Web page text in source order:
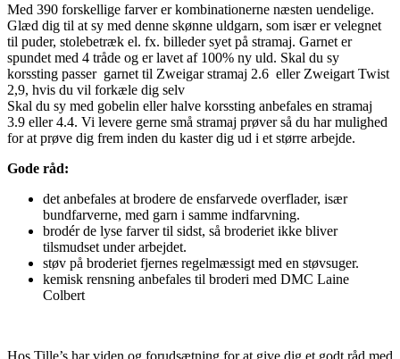
Med 390 forskellige farver er kombinationerne næsten uendelige.
Glæd dig til at sy med denne skønne uldgarn, som især er velegnet
til puder, stolebetræk el. fx. billeder syet på stramaj. Garnet er
spundet med 4 tråde og er lavet af 100% ny uld. Skal du sy
korssting passer garnet til Zweigar stramaj 2.6 eller Zweigart Twist
2,9, hvis du vil forkæle dig selv
Skal du sy med gobelin eller halve korssting anbefales en stramaj
3.9 eller 4.4. Vi levere gerne små stramaj prøver så du har mulighed
for at prøve dig frem inden du kaster dig ud i et større arbejde.
Gode råd:
det anbefales at brodere de ensfarvede overflader, især
bundfarverne, med garn i samme indfarvning.
brodér de lyse farver til sidst, så broderiet ikke bliver
tilsmudset under arbejdet.
støv på broderiet fjernes regelmæssigt med en støvsuger.
kemisk rensning anbefales til broderi med DMC Laine
Colbert
Hos Tille’s har viden og forudsætning for at give dig et godt råd med